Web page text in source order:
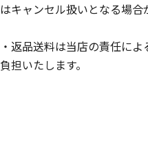
はキャンセル扱いとなる場合
・返品送料は当店の責任に
負担いたします。